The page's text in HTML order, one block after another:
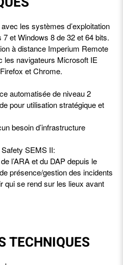
les systèmes d’exploitation
et Windows 8 de 32 et 64 bits.
à distance Imperium Remote
les navigateurs Microsoft IE
et Chrome.
automatisée de niveau 2
pour utilisation stratégique et
besoin d’infrastructure
SEMS II:
l’ARA et du DAP depuis le
présence/gestion des incidents
qui se rend sur les lieux avant
TECHNIQUES